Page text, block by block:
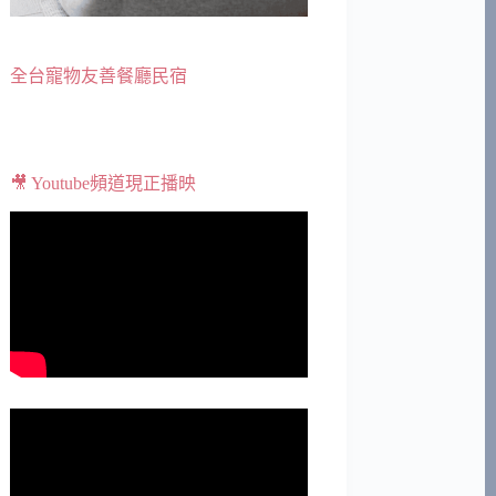
全台寵物友善餐廳民宿
🎥 Youtube頻道現正播映